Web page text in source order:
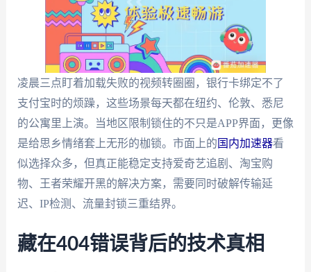
凌晨三点盯着加载失败的视频转圈圈，银行卡绑定不了
支付宝时的烦躁，这些场景每天都在纽约、伦敦、悉尼
的公寓里上演。当地区限制锁住的不只是APP界面，更像
是给思乡情绪套上无形的枷锁。市面上的 国内加速器看
似选择众多，但真正能稳定支持爱奇艺追剧、淘宝购
物、王者荣耀开黑的解决方案，需要同时破解传输延
迟、IP检测、流量封锁三重结界。
藏在404错误背后的技术真相